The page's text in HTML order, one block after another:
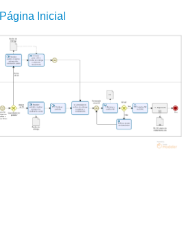
Página Inicial